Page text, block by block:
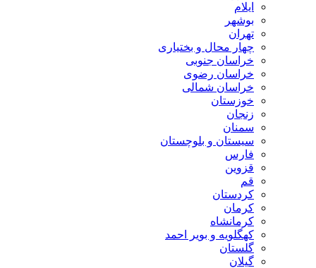
ایلام
بوشهر
تهران
چهار محال و بختیاری
خراسان جنوبی
خراسان رضوی
خراسان شمالی
خوزستان
زنجان
سمنان
سیستان و بلوچستان
فارس
قزوین
قم
کردستان
کرمان
کرمانشاه
کهگلویه و بویر احمد
گلستان
گیلان